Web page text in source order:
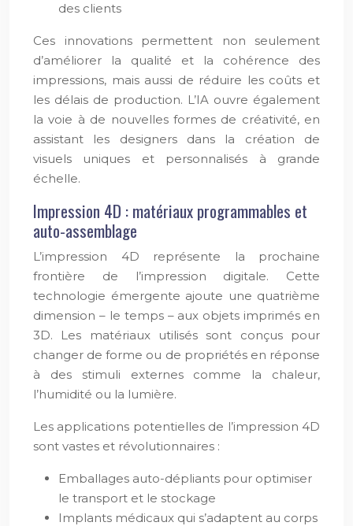
des clients
Ces innovations permettent non seulement
d’améliorer la qualité et la cohérence des
impressions, mais aussi de réduire les coûts et
les délais de production. L’IA ouvre également
la voie à de nouvelles formes de créativité, en
assistant les designers dans la création de
visuels uniques et personnalisés à grande
échelle.
Impression 4D : matériaux programmables et
auto-assemblage
L’impression 4D représente la prochaine
frontière de l’impression digitale. Cette
technologie émergente ajoute une quatrième
dimension – le temps – aux objets imprimés en
3D. Les matériaux utilisés sont conçus pour
changer de forme ou de propriétés en réponse
à des stimuli externes comme la chaleur,
l’humidité ou la lumière.
Les applications potentielles de l’impression 4D
sont vastes et révolutionnaires :
Emballages auto-dépliants pour optimiser
le transport et le stockage
Implants médicaux qui s’adaptent au corps